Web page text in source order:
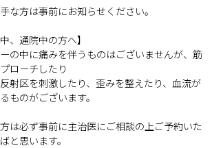
な方は事前にお知らせください。
中、通院中の方へ】
の中に痛みを伴うものはございませんが、筋
ローチしたり
射区を刺激したり、歪みを整えたり、血流が
ものがございます。
は必ず事前に主治医にご相談の上ご予約いた
と思います。